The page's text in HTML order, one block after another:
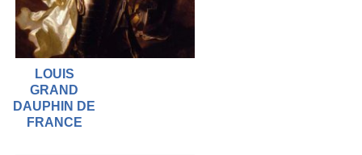
LOUIS
GRAND
DAUPHIN DE
FRANCE